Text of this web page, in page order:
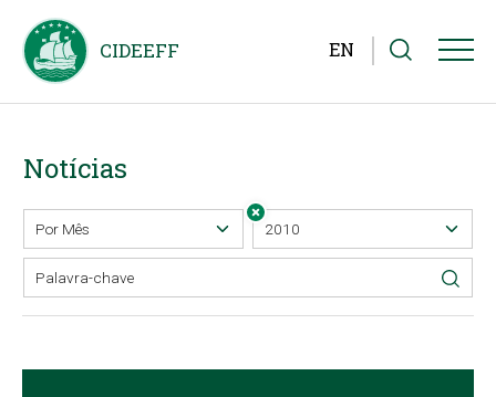
EN
Notícias